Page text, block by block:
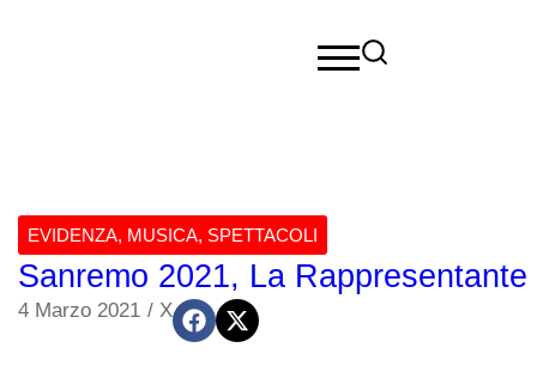
EVIDENZA, MUSICA, SPETTACOLI
Sanremo 2021, La
4 Marzo 2021 / X